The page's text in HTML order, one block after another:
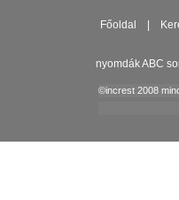
Főoldal
nyomdák ABC
©increst 2008